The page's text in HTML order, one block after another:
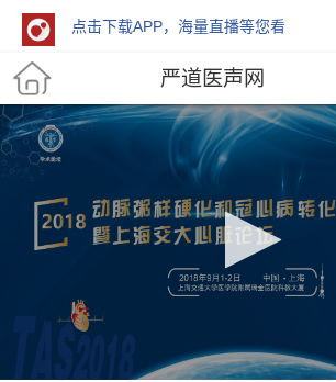
点击下载APP，海量直播等您看
严道医声网